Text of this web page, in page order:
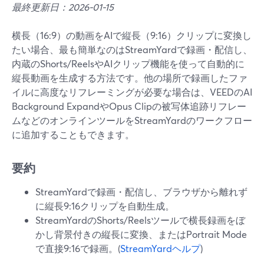
最終更新日：2026-01-15
横長（16:9）の動画をAIで縦長（9:16）クリップに変換し
たい場合、最も簡単なのはStreamYardで録画・配信し、
内蔵のShorts/ReelsやAIクリップ機能を使って自動的に
縦長動画を生成する方法です。他の場所で録画したファ
イルに高度なリフレーミングが必要な場合は、VEEDのAI
Background ExpandやOpus Clipの被写体追跡リフレー
ムなどのオンラインツールをStreamYardのワークフロー
に追加することもできます。
要約
StreamYardで録画・配信し、ブラウザから離れず
に縦長9:16クリップを自動生成。
StreamYardのShorts/Reelsツールで横長録画をぼ
かし背景付きの縦長に変換、またはPortrait Mode
で直接9:16で録画。(StreamYardヘルプ)